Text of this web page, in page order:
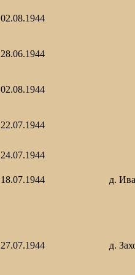
02.08.1944
28.06.1944
02.08.1944
22.07.1944
24.07.1944
18.07.1944 д.
27.07.1944 д.